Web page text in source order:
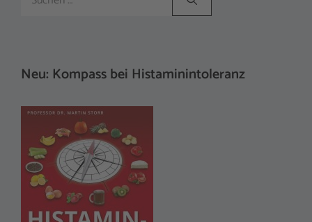
nach:
Neu: Kompass bei Histaminintoleranz